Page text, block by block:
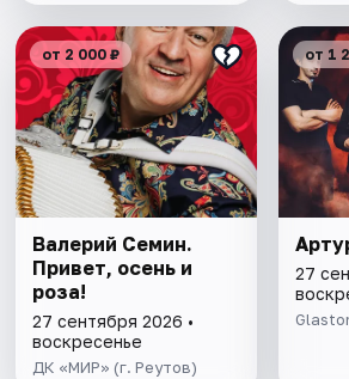
от 2 000 ₽
Валерий Семин.
Привет, осень и
роза!
27 сентября 2026 •
воскресенье
ДК «МИР» (г. Реутов)
от 1
27